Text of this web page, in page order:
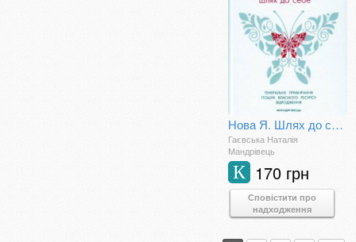
Нова Я. Шлях до себе
Гаєвська Наталія
Мандрівець
170 грн
К
Сповістити про
надходження